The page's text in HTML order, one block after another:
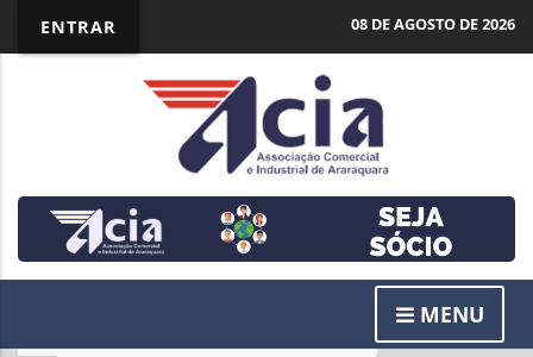
ENTRAR 08 DE AGOSTO DE 2026
MENU